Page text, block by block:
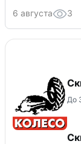
6 августа 3
До